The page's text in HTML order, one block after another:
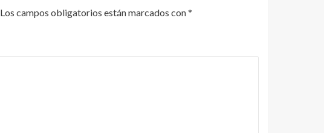
Los campos obligatorios están marcados con*